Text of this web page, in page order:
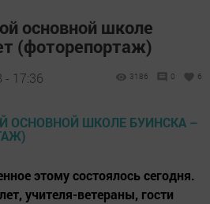
основной школе
(фоторепортаж)
- 17:36 3186 0 6
этому состоялось сегодня.
учителя-ветераны, гости